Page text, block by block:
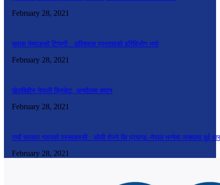
February 28, 2021
सुवास नेम्वाङको टिप्पणी : अविश्वास प्रस्तावको हरिबिजोग भयो
February 28, 2021
खेलबिहीन नेपाली क्रिकेट, अन्यौलमा क्यान
February 28, 2021
नयाँ सरकार गठनको रस्साकस्सी : ओली रोज्ने कि प्रचण्ड–नेपाल भन्नेमा जसपामा दुई धार
February 28, 2021